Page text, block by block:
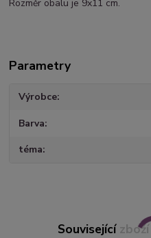
Rozměr obalu je 9x11 cm.
Parametry
Výrobce
Barva
téma
Související zboží